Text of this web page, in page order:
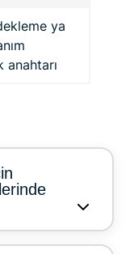
ya
anahtarı